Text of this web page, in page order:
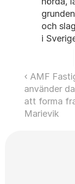
och
i
‹ AMF
använder
att forma
Marievik